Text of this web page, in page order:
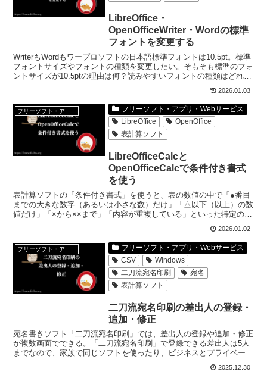
LibreOffice・
OpenOfficeWriter・Wordの標準
フォントを変更する
WriterもWordもワープロソフトの日本語標準フォントは10.5pt。標準
フォントサイズやフォントの種類を変更したい。そもそも標準のフォ
ントサイズが10.5ptの理由は何？読みやすいフォントの種類はどれ？
2026.01.03
フリーソフト・アプリ・Webサービス
LibreOffice
OpenOffice
表計算ソフト
LibreOfficeCalcと
OpenOfficeCalcで条件付き書式
を使う
表計算ソフトの「条件付き書式」を使うと、表の数値の中で「●番目
までの大きな数字（あるいは小さな数）だけ」「△以下（以上）の数
値だけ」「×から××まで」「内容が重複している」といった特定の条
2026.01.02
フリーソフト・アプリ・Webサービス
CSV
Windows
二刀流宛名印刷
宛名
表計算ソフト
二刀流宛名印刷の差出人の登録・
追加・修正
宛名書きソフト「二刀流宛名印刷」では、差出人の登録や追加・修正
が複数画面でできる。「二刀流宛名印刷」で登録できる差出人は5人
までなので、家族で同じソフトを使ったり、ビジネスとプライベート
2025.12.30